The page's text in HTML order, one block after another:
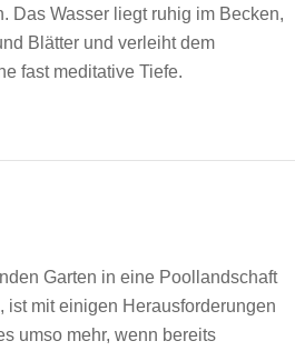
Das Wasser liegt ruhig im Becken,
Blätter und verleiht dem
fast meditative Tiefe.
Garten in eine Poollandschaft
ist mit einigen Herausforderungen
umso mehr, wenn bereits